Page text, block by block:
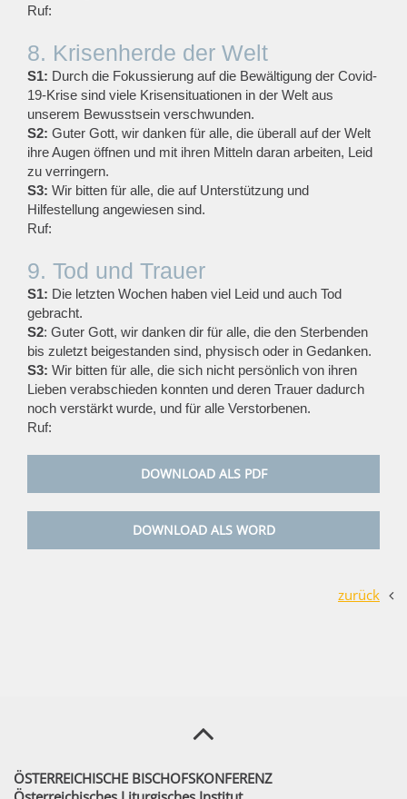
Ruf:
8. Krisenherde der Welt
S1: Durch die Fokussierung auf die Bewältigung der Covid-
19-Krise sind viele Krisensituationen in der Welt aus
unserem Bewusstsein verschwunden.
S2: Guter Gott, wir danken für alle, die überall auf der Welt
ihre Augen öffnen und mit ihren Mitteln daran arbeiten, Leid
zu verringern.
S3: Wir bitten für alle, die auf Unterstützung und
Hilfestellung angewiesen sind.
Ruf:
9. Tod und Trauer
S1: Die letzten Wochen haben viel Leid und auch Tod
gebracht.
S2: Guter Gott, wir danken dir für alle, die den Sterbenden
bis zuletzt beigestanden sind, physisch oder in Gedanken.
S3: Wir bitten für alle, die sich nicht persönlich von ihren
Lieben verabschieden konnten und deren Trauer dadurch
noch verstärkt wurde, und für alle Verstorbenen.
Ruf:
DOWNLOAD ALS PDF
DOWNLOAD ALS WORD
zurück
ÖSTERREICHISCHE BISCHOFSKONFERENZ